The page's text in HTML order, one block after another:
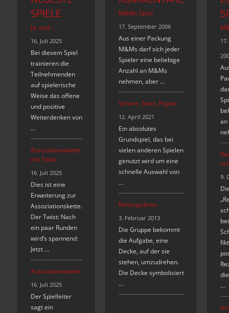
SPIELE
Ja, und …
16. Juli 2025
Bei diesem Spiel
trainieren die
Teilnehmenden
auf spielerische
Weise das offene
und positive
Weiterdenken von
…
Assoziationskette
mit Twist
16. Juli 2025
Dies ist eine
Erweiterung zur
Assoziationskette.
Der Twist: Nach
ein paar Runden
wird’s spannend:
Jetzt …
Assoziationskette
16. Juli 2025
Der Spielleiter
sagt ein
M&Ms Spiel
17. September 2006
Aus einer Packung
M&Ms darf sich jeder
Spieler eine beliebige
Anzahl an M&Ms
nehmen, aber …
Schere, Stein, Papier
12. April 2021
Ein absolutes
Grundspiel, das bei
vielen anderen Spielen
genutzt wird um eine
schnelle Auswahl von
…
Rettungsboot
3. Februar 2013
Die Gruppe bekommt
die Aufgabe, eine
Decke, auf der sie
stehen, umzudrehen.
Die Decke symbolisiert
…
an
9.
…